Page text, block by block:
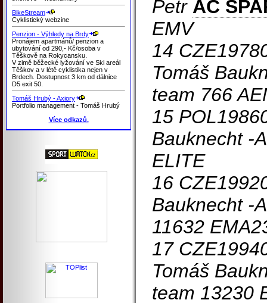
BikeStream
Cyklistický webzine
Penzion - Výhledy na Brdy
Pronájem apartmánů/ penzion a
ubytování od 290,- Kč/osoba v
Těškově na Rokycansku.
V zimě běžecké lyžování ve Ski areál
Těškov a v létě cyklistika nejen v
Brdech. Dostupnost 3 km od dálnice
D5 exit 50.
Tomáš Hrubý - Axiory
Portfolio management - Tomáš Hrubý
Více odkazů.
Petr AC
EMV
14
Tomáš
team 766
15
Bauknecht -
ELITE
16
Bauknecht -
11632
17
Tomáš
team 13230